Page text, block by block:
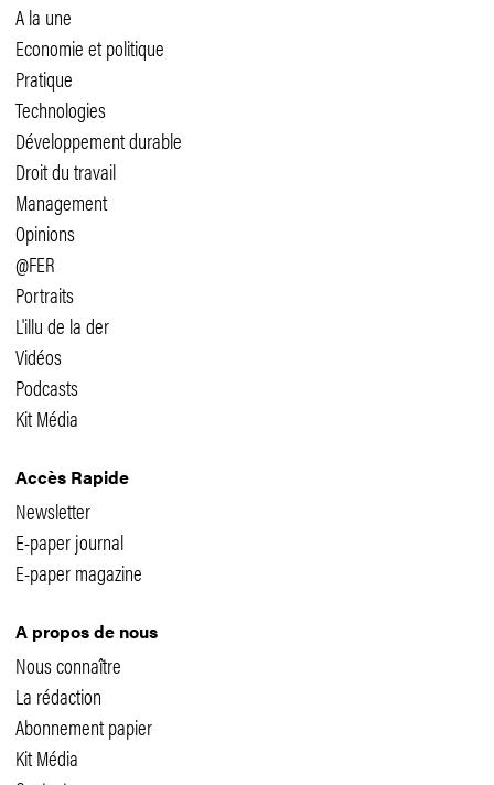
A la une
Economie et politique
Pratique
Technologies
Développement durable
Droit du travail
Management
Opinions
@FER
Portraits
L'illu de la der
Vidéos
Podcasts
Kit Média
Accès Rapide
Newsletter
E-paper journal
E-paper magazine
A propos de nous
Nous connaître
La rédaction
Abonnement papier
Kit Média